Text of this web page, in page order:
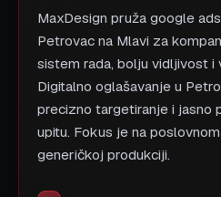
MaxDesign pruža google
Petrovac na Mlavi za
sistem rada, bolju vidljivost i
Digitalno oglašavanje u
precizno targetiranje i jasno
upitu. Fokus je na
generičkoj produkciji.